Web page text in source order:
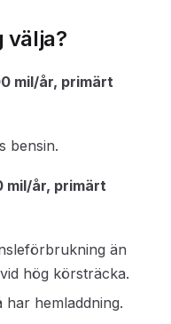
välja?
mil/år, primärt
bensin.
mil/år, primärt
än
hög körsträcka.
hemladdning.